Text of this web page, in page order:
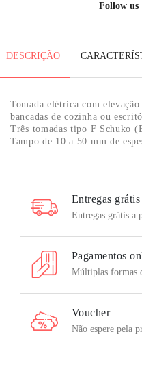
Follow us
DESCRIÇÃO
Tomada elétrica com
bancadas de cozinha ou
Três tomadas tipo F Schuko
Tampo de 10 a 50 mm de
Entregas grátis
Entregas grátis a
Pagamentos
Múltiplas formas
Voucher
Não espere pela